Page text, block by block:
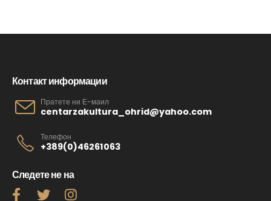
Контакт информации
Пратете ни Е-маил
centarzakultura_ohrid@yahoo.com
Телефон
+389(0)46261063
Следете не на